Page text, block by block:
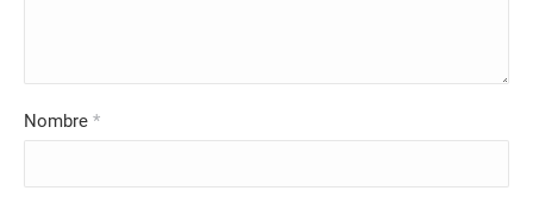
Nombre *